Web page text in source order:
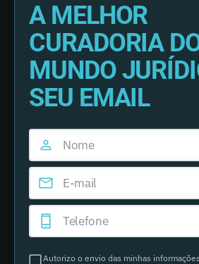
A MELHOR
CURADORIA
MUNDO
SEU EMAIL
Autorizo o envio das minhas